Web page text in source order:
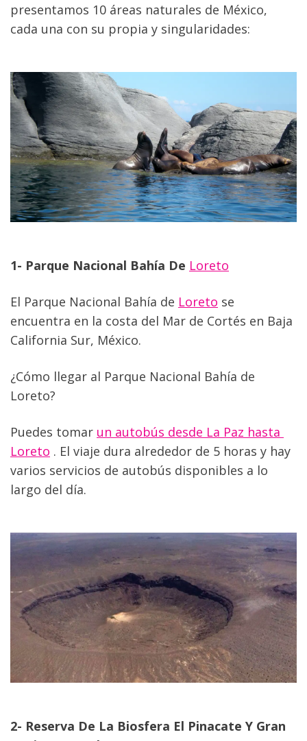
presentamos 10 áreas naturales de México,
cada una con su propia y singularidades:
1- Parque Nacional Bahía De Loreto
El Parque Nacional Bahía de Loreto se
encuentra en la costa del Mar de Cortés en Baja
California Sur, México.
¿Cómo llegar al Parque Nacional Bahía de
Loreto?
Puedes tomar un autobús desde La Paz hasta
Loreto . El viaje dura alrededor de 5 horas y hay
varios servicios de autobús disponibles a lo
largo del día.
2- Reserva De La Biosfera El Pinacate Y Gran